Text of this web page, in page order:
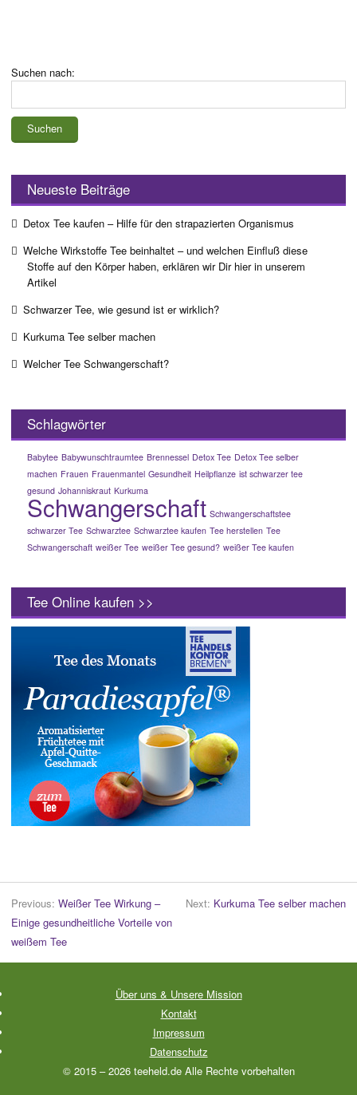
Suchen nach:
Neueste Beiträge
Detox Tee kaufen – Hilfe für den strapazierten Organismus
Welche Wirkstoffe Tee beinhaltet – und welchen Einfluß diese
Stoffe auf den Körper haben, erklären wir Dir hier in unserem
Artikel
Schwarzer Tee, wie gesund ist er wirklich?
Kurkuma Tee selber machen
Welcher Tee Schwangerschaft?
Schlagwörter
Babytee Babywunschtraumtee Brennessel Detox Tee Detox Tee selber
machen Frauen Frauenmantel Gesundheit Heilpflanze ist schwarzer tee
gesund Johanniskraut Kurkuma
Schwangerschaft Schwangerschaftstee
schwarzer Tee Schwarztee Schwarztee kaufen Tee herstellen Tee
Schwangerschaft weißer Tee weißer Tee gesund? weißer Tee kaufen
Tee Online kaufen >>
Previous: Weißer Tee Wirkung –
Einige gesundheitliche Vorteile von
weißem Tee
Next: Kurkuma Tee selber machen
Über uns & Unsere Mission
Kontakt
Impressum
Datenschutz
© 2015– 2026 teeheld.de Alle Rechte vorbehalten